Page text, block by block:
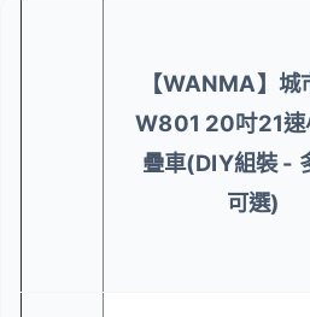
【WANMA】城
W801 20吋21速
疊車(DIY組裝 -
可選)